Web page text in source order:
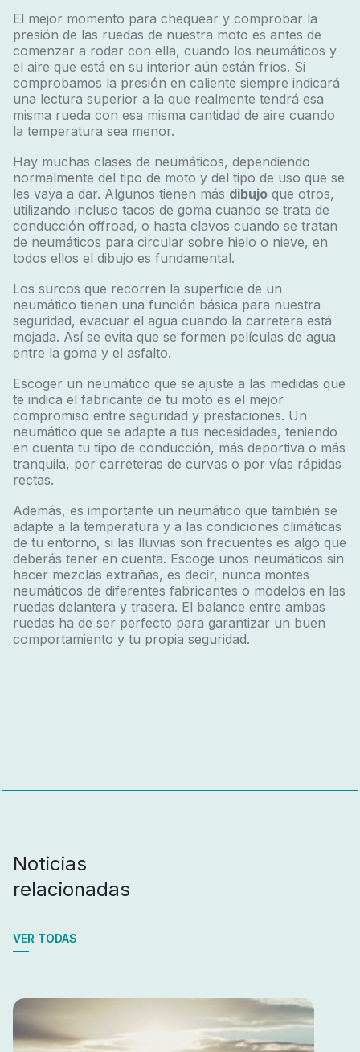
El mejor momento para chequear y comprobar la
presión de las ruedas de nuestra moto es antes de
comenzar a rodar con ella, cuando los neumáticos y
el aire que está en su interior aún están fríos. Si
comprobamos la presión en caliente siempre indicará
una lectura superior a la que realmente tendrá esa
misma rueda con esa misma cantidad de aire cuando
la temperatura sea menor.
Hay muchas clases de neumáticos, dependiendo
normalmente del tipo de moto y del tipo de uso que se
les vaya a dar. Algunos tienen más dibujoque otros,
utilizando incluso tacos de goma cuando se trata de
conducción offroad, o hasta clavos cuando se tratan
de neumáticos para circular sobre hielo o nieve, en
todos ellos el dibujo es fundamental.
Los surcos que recorren la superficie de un
neumático tienen una función básica para nuestra
seguridad, evacuar el agua cuando la carretera está
mojada. Así se evita que se formen películas de agua
entre la goma y el asfalto.
Escoger un neumático que se ajuste a las medidas que
te indica el fabricante de tu moto es el mejor
compromiso entre seguridad y prestaciones. Un
neumático que se adapte a tus necesidades, teniendo
en cuenta tu tipo de conducción, más deportiva o más
tranquila, por carreteras de curvas o por vías rápidas
rectas.
Además, es importante un neumático que también se
adapte a la temperatura y a las condiciones climáticas
de tu entorno, si las lluvias son frecuentes es algo que
deberás tener en cuenta. Escoge unos neumáticos sin
hacer mezclas extrañas, es decir, nunca montes
neumáticos de diferentes fabricantes o modelos en las
ruedas delantera y trasera. El balance entre ambas
ruedas ha de ser perfecto para garantizar un buen
comportamiento y tu propia seguridad.
Noticias
relacionadas
VER TODAS